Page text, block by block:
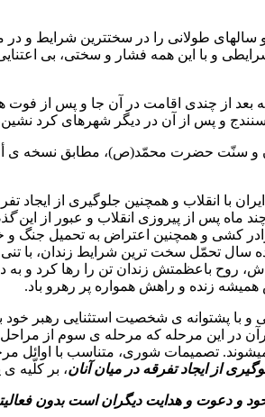
ﻫ.ش، به سنندج بازگشت و سالهای طولانی را در
و با این همه فشار و سختی، بی
سنندج و پس از آن در دیگر شهرهای کرد
و سنّت حضرت محمّد(ص)، مطابق نسخه ی
با انقلاب و همچنین جلوگیری از ایجاد
به سبب جلوگیری از برادر کشی و همچنین
سال تحمّل سخت ترین شرایط زندان، با
جراحی، در روز سـه شنبه بیستم بهمن ماه سال ۱۳۷۱ ﻫ.ش،
زنده و راهش همواره پر رهرو باد.
و با پشتوانه ی شخصیت استثنایی رهبر
در این مرحله که مرحله ی سوم از
میشوند. تصمیمات شوری، متناسب با
از ایجاد تفرقه در میان آنان، بر کلّیه
و دعوت و هدایت دیگران است بدون